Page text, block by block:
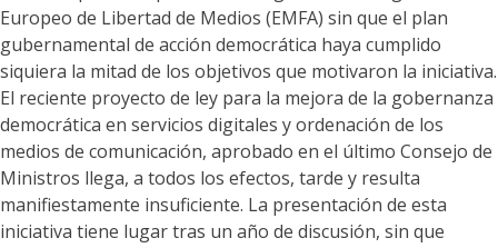
Europeo de Libertad de Medios (EMFA) sin que el plan
gubernamental de acción democrática haya cumplido
siquiera la mitad de los objetivos que motivaron la iniciativa.
El reciente proyecto de ley para la mejora de la gobernanza
democrática en servicios digitales y ordenación de los
medios de comunicación, aprobado en el último Consejo de
Ministros llega, a todos los efectos, tarde y resulta
manifiestamente insuficiente. La presentación de esta
iniciativa tiene lugar tras un año de discusión, sin que